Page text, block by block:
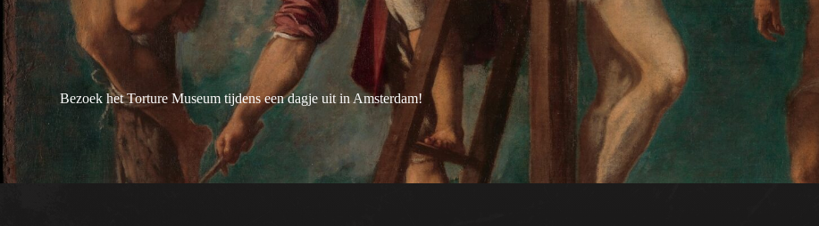
Bezoek het Torture Museum tijdens een dagje uit in Amsterdam!